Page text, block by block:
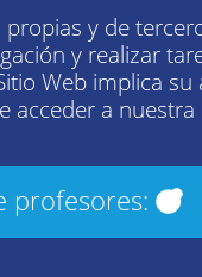
propias y de
y realizar
Web implica su
acceder a nuestra
profesores: